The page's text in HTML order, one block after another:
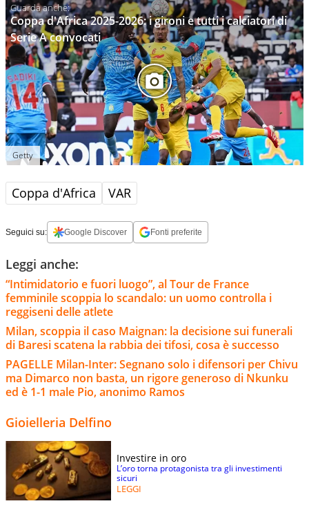
Coppa d'Africa 2025-2026: i gironi e tutti i calciatori di
Serie A convocati
Getty
Coppa d'Africa VAR
Seguici su: Google Discover Fonti preferite
Leggi anche:
“Intimidatorio e fuori luogo”, al Tour de France
femminile scoppia lo scandalo: un uomo controlla i
reggiseni delle atlete
Milan, scoppia il caso Maignan: la decisione sui funerali
di Baresi scatena la rabbia dei tifosi, cosa è successo
PAGELLE Milan-Inter: Segnano solo i difensori per Chivu
ma Dimarco non basta, un rigore generoso di Nkunku
ed è 1-1 male Pio, anonimo Ramos
Gioielleria Delfino
Investire in oro
L’oro torna protagonista tra gli investimenti
sicuri
LEGGI